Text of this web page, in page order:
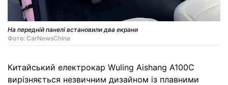
На передній панелі встановили два екрани
Фото: CarNewsChina
Китайський електрокар Wuling Aishang A100C
вирізняється незвичним дизайном із плавними